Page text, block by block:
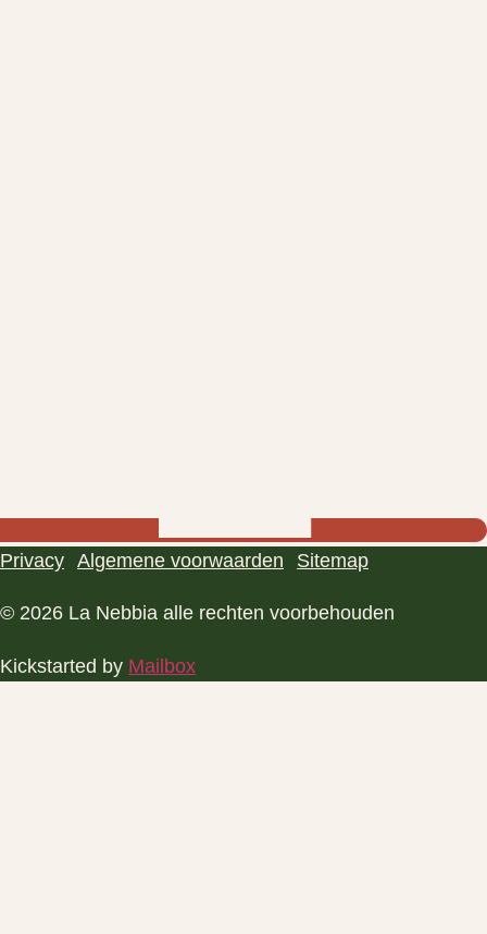
Privacy Algemene voorwaarden Sitemap
© 2026 La Nebbia alle rechten voorbehouden
Kickstarted by Mailbox